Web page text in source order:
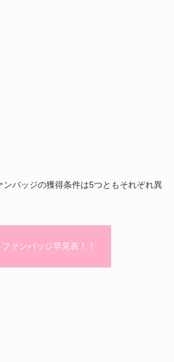
ンバッジの獲得条件は5つともそれぞれ異
ァンバッジ早見表！！